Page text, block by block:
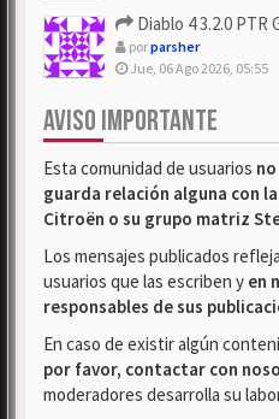
Diablo 4 3.2.0 PTR
porparsher
Jue, 06 Ago 2026, 05:55
AVISO IMPORTANTE
Esta comunidad de usuarios
guarda relación alguna con
Citroën o su grupo matriz
Los mensajes publicados
usuarios que las escriben y en
responsables de sus
En caso de existir algún
por favor, contactar con
moderadores desarrolla su